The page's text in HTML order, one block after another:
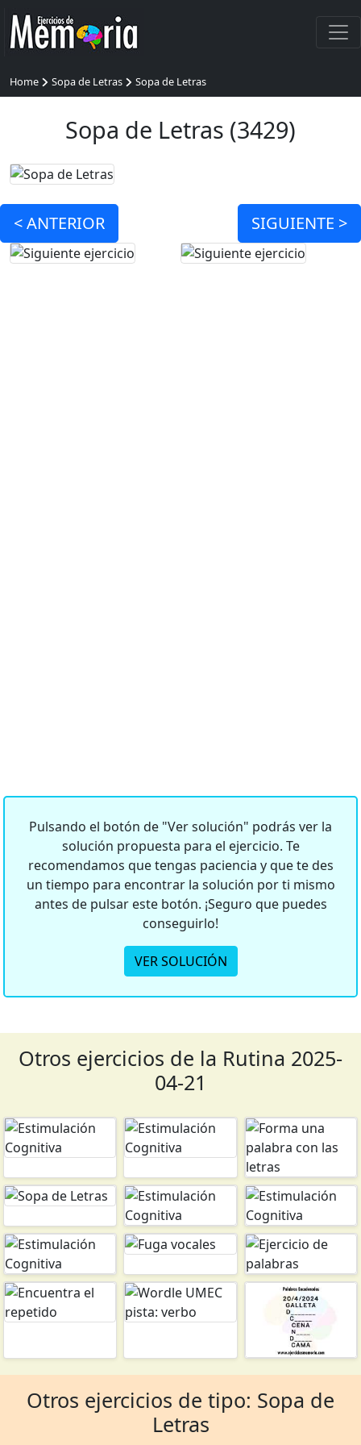
Home Sopa de Letras Sopa de Letras
Sopa de Letras (3429)
<ANTERIOR SIGUIENTE >
Pulsando el botón de "Ver solución" podrás ver la
solución propuesta para el ejercicio. Te
recomendamos que tengas paciencia y que te des
un tiempo para encontrar la solución por ti mismo
antes de pulsar este botón. ¡Seguro que puedes
conseguirlo!
VER SOLUCIÓN
Otros ejercicios de la Rutina 2025-
04-21
Otros ejercicios de tipo: Sopa de
Letras